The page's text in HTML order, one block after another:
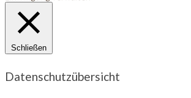
Schließen
Datenschutzübersicht